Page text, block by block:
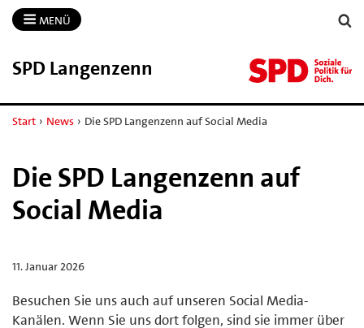
MENÜ
SPD Langenzenn
Start › News › Die SPD Langenzenn auf Social Media
Die SPD Langenzenn auf
Social Media
11. Januar 2026
Besuchen Sie uns auch auf unseren Social Media-
Kanälen. Wenn Sie uns dort folgen, sind sie immer über